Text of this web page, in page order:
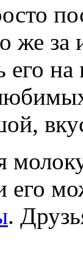
же за
его
.